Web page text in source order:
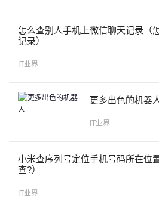
怎么查别人手机上微信聊天记录（
记录）
IT业界
更多出色的机器
IT业界
小米查序列号定位手机号码所在位
查?）
IT业界